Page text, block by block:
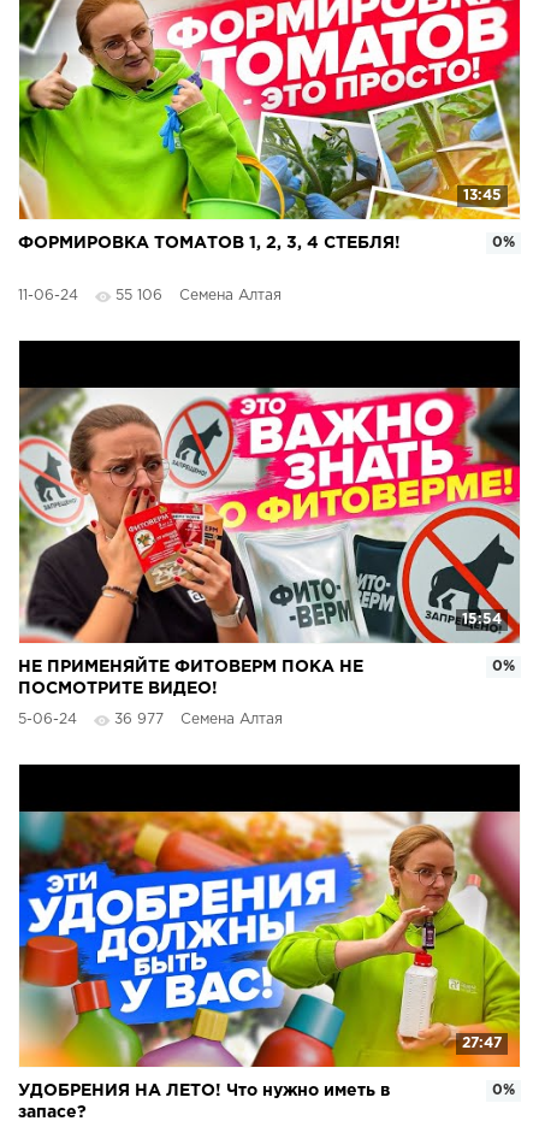
13:45
ФОРМИРОВКА ТОМАТОВ 1, 2, 3, 4 СТЕБЛЯ!
11-06-24 55 106 Семена Алтая
0%
15:54
НЕ ПРИМЕНЯЙТЕ ФИТОВЕРМ ПОКА НЕ
ПОСМОТРИТЕ ВИДЕО!
5-06-24 36 977 Семена Алтая
0%
27:47
УДОБРЕНИЯ НА ЛЕТО! Что нужно иметь в
запасе?
0%